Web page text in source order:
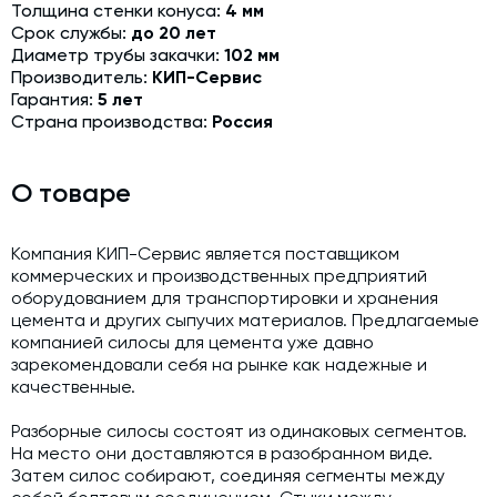
Толщина стенки конуса: 4 мм
Срок службы: до 20 лет
Диаметр трубы закачки: 102 мм
Производитель: КИП-Сервис
Гарантия: 5 лет
Страна производства: Россия
О товаре
Компания КИП-Сервис является поставщиком
коммерческих и производственных предприятий
оборудованием для транспортировки и хранения
цемента и других сыпучих материалов. Предлагаемые
компанией силосы для цемента уже давно
зарекомендовали себя на рынке как надежные и
качественные.
Разборные силосы состоят из одинаковых сегментов.
На место они доставляются в разобранном виде.
Затем силос собирают, соединяя сегменты между